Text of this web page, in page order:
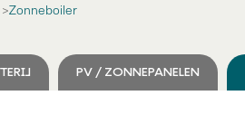
Zonneboiler
PV / ZONNEPANELEN